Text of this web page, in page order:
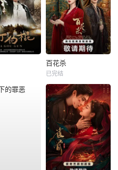
百花杀
已完结